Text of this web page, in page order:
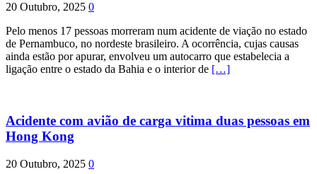
20 Outubro, 2025 0
Pelo menos 17 pessoas morreram num acidente de viação no estado
de Pernambuco, no nordeste brasileiro. A ocorrência, cujas causas
ainda estão por apurar, envolveu um autocarro que estabelecia a
ligação entre o estado da Bahia e o interior de […]
Acidente com avião de carga vitima duas pessoas em
Hong Kong
20 Outubro, 2025 0